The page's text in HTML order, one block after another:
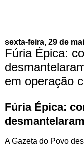
sexta-feira, 29 de
Fúria Épica:
em operação
Fúria Épica:
A Gazeta do Povo